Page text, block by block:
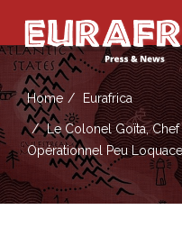
Home Eurafrica
Le Colonel Goïta,
Opérationnel Peu Loquace